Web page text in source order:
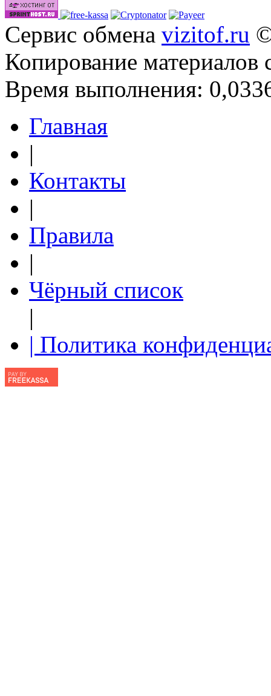
Сервис обмена vizitof.ru
Копирование материалов
Время выполнения:
Главная
|
Контакты
|
Правила
|
Чёрный список
|
| Политика